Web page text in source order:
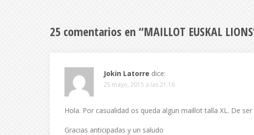
25 comentarios en “MAILLOT EUSKAL LIONS
Jokin Latorre dice:
25 mayo, 2015 a las 21:16
Hola. Por casualidad os queda algun maillot talla XL. De
Gracias anticipadas y un saludo